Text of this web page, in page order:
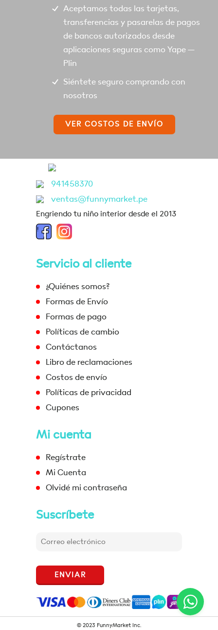
Aceptamos todas las tarjetas,
transferencias y pasarelas de pagos
de bancos autorizados desde
aplicaciones seguras como Yape –
Plin
Siéntete seguro comprando con
nosotros
VER COSTOS DE ENVÍO
941458370
ventas@funnymarket.pe
Engriendo tu niño interior desde el 2013
Servicio al cliente
¿Quiénes somos?
Formas de Envío
Formas de pago
Políticas de cambio
Contáctanos
Libro de reclamaciones
Costos de envío
Políticas de privacidad
Cupones
Mi cuenta
Regístrate
Mi Cuenta
Olvidé mi contraseña
Suscríbete
ENVIAR
© 2023 FunnyMarket Inc.